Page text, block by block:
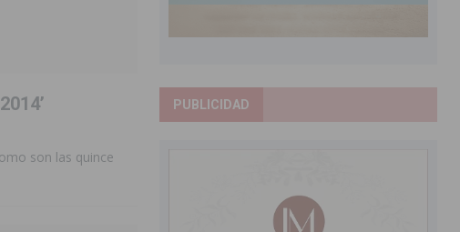
son las quince
PUBLICIDAD